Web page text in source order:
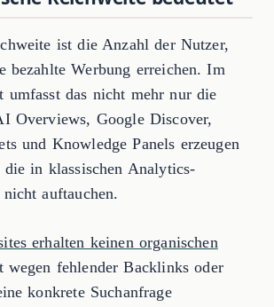
ist die Anzahl der Nutzer,
bezahlte Werbung erreichen. Im
umfasst das nicht mehr nur die
Overviews, Google Discover,
und Knowledge Panels erzeugen
in klassischen Analytics-
auftauchen.
erhalten keinen organischen
wegen fehlender Backlinks oder
konkrete Suchanfrage